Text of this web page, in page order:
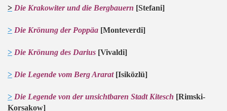
> Die Krakowiter und die Bergbauern [Stefani]
> Die Krönung der Poppäa [Monteverdi]
> Die Krönung des Darius [Vivaldi]
> Die Legende vom Berg Ararat[Isiközlü]
> Die Legende von der unsichtbaren Stadt Kitesch [Rimski-
Korsakow]